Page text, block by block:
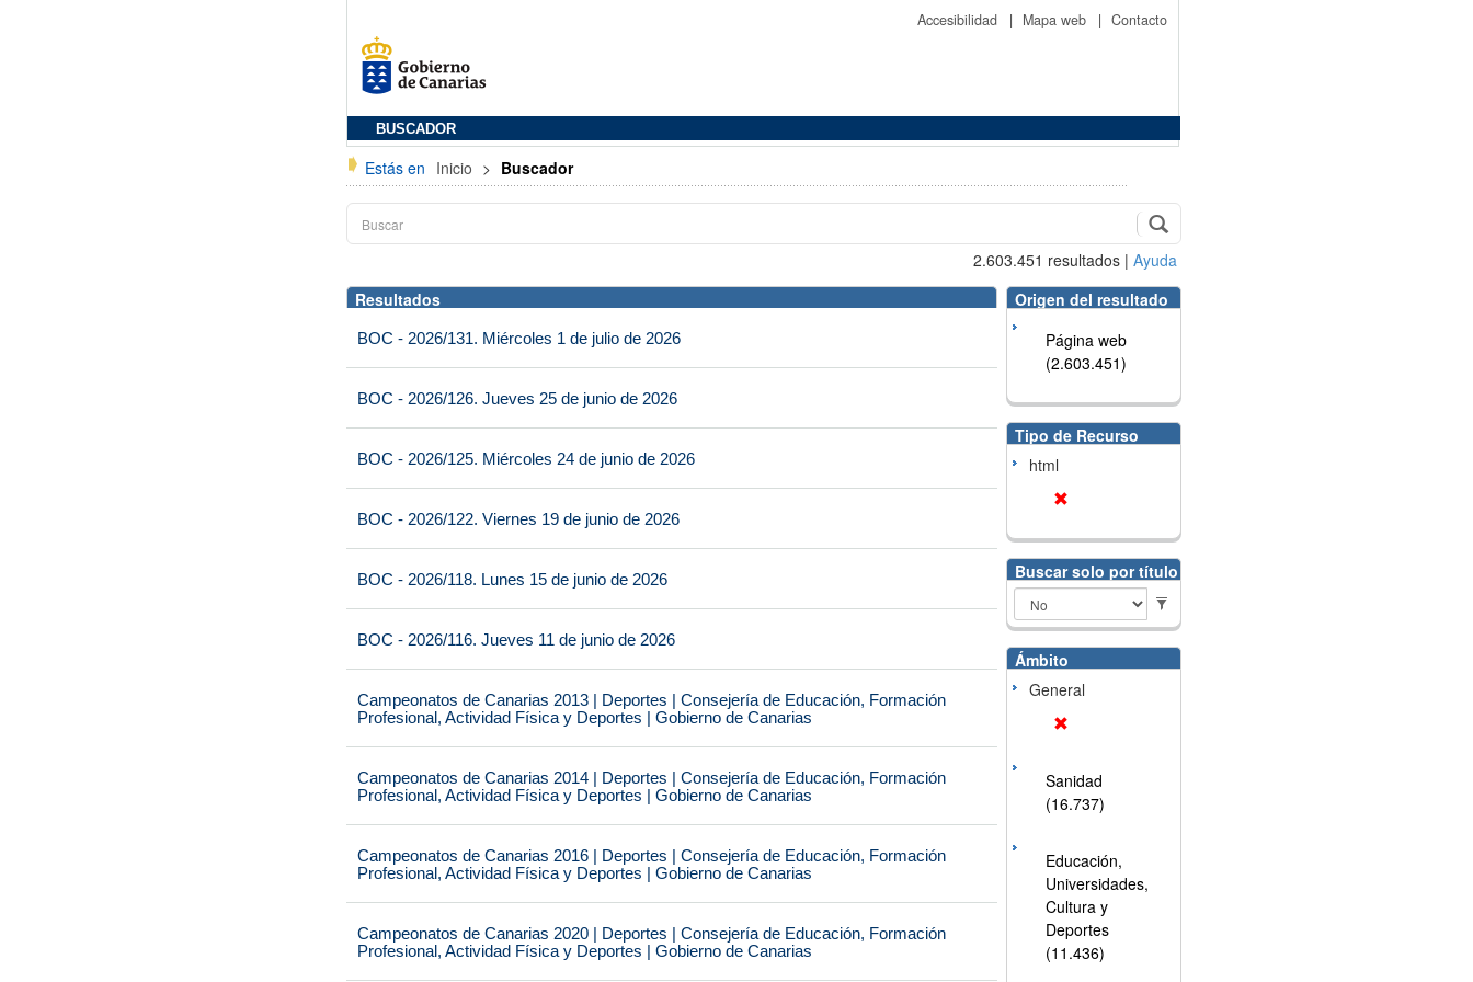
Accesibilidad | Mapa web | Contacto
BUSCADOR
Estás en Inicio > Buscador
2.603.451 resultados | Ayuda
Resultados
BOC - 2026/131. Miércoles 1 de julio de 2026
BOC - 2026/126. Jueves 25 de junio de 2026
BOC - 2026/125. Miércoles 24 de junio de 2026
BOC - 2026/122. Viernes 19 de junio de 2026
BOC - 2026/118. Lunes 15 de junio de 2026
BOC - 2026/116. Jueves 11 de junio de 2026
Campeonatos de Canarias 2013 | Deportes | Consejería de Educación, Formación
Profesional, Actividad Física y Deportes | Gobierno de Canarias
Campeonatos de Canarias 2014 | Deportes | Consejería de Educación, Formación
Profesional, Actividad Física y Deportes | Gobierno de Canarias
Campeonatos de Canarias 2016 | Deportes | Consejería de Educación, Formación
Profesional, Actividad Física y Deportes | Gobierno de Canarias
Campeonatos de Canarias 2020 | Deportes | Consejería de Educación, Formación
Profesional, Actividad Física y Deportes | Gobierno de Canarias
Origen del resultado
Página web
(2.603.451)
Tipo de Recurso
html
Buscar solo por título
Ámbito
General
Sanidad
(16.737)
Educación,
Universidades,
Cultura y
Deportes
(11.436)